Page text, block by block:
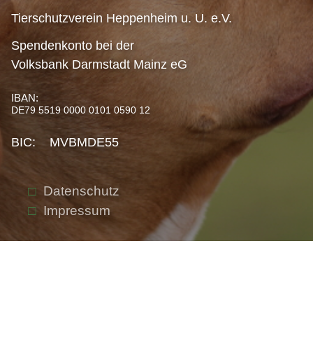
Tierschutzverein Heppenheim u. U. e.V.
Spendenkonto bei der
Volksbank Darmstadt Mainz eG
IBAN:
DE79 5519 0000 0101 0590 12
BIC: MVBMDE55
Datenschutz
Impressum